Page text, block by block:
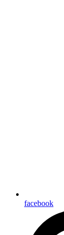
facebook